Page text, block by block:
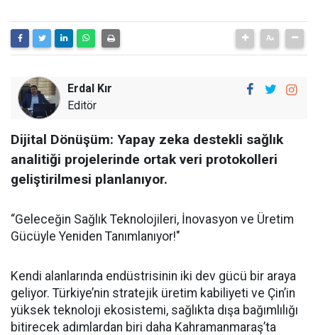
Erdal Kır
Editör
Dijital Dönüşüm: Yapay zeka destekli sağlık
analitiği projelerinde ortak veri protokolleri
geliştirilmesi planlanıyor.
“Geleceğin Sağlık Teknolojileri, İnovasyon ve Üretim
Gücüyle Yeniden Tanımlanıyor!"
Kendi alanlarında endüstrisinin iki dev gücü bir araya
geliyor. Türkiye’nin stratejik üretim kabiliyeti ve Çin’in
yüksek teknoloji ekosistemi, sağlıkta dışa bağımlılığı
bitirecek adımlardan biri daha Kahramanmaraş’ta